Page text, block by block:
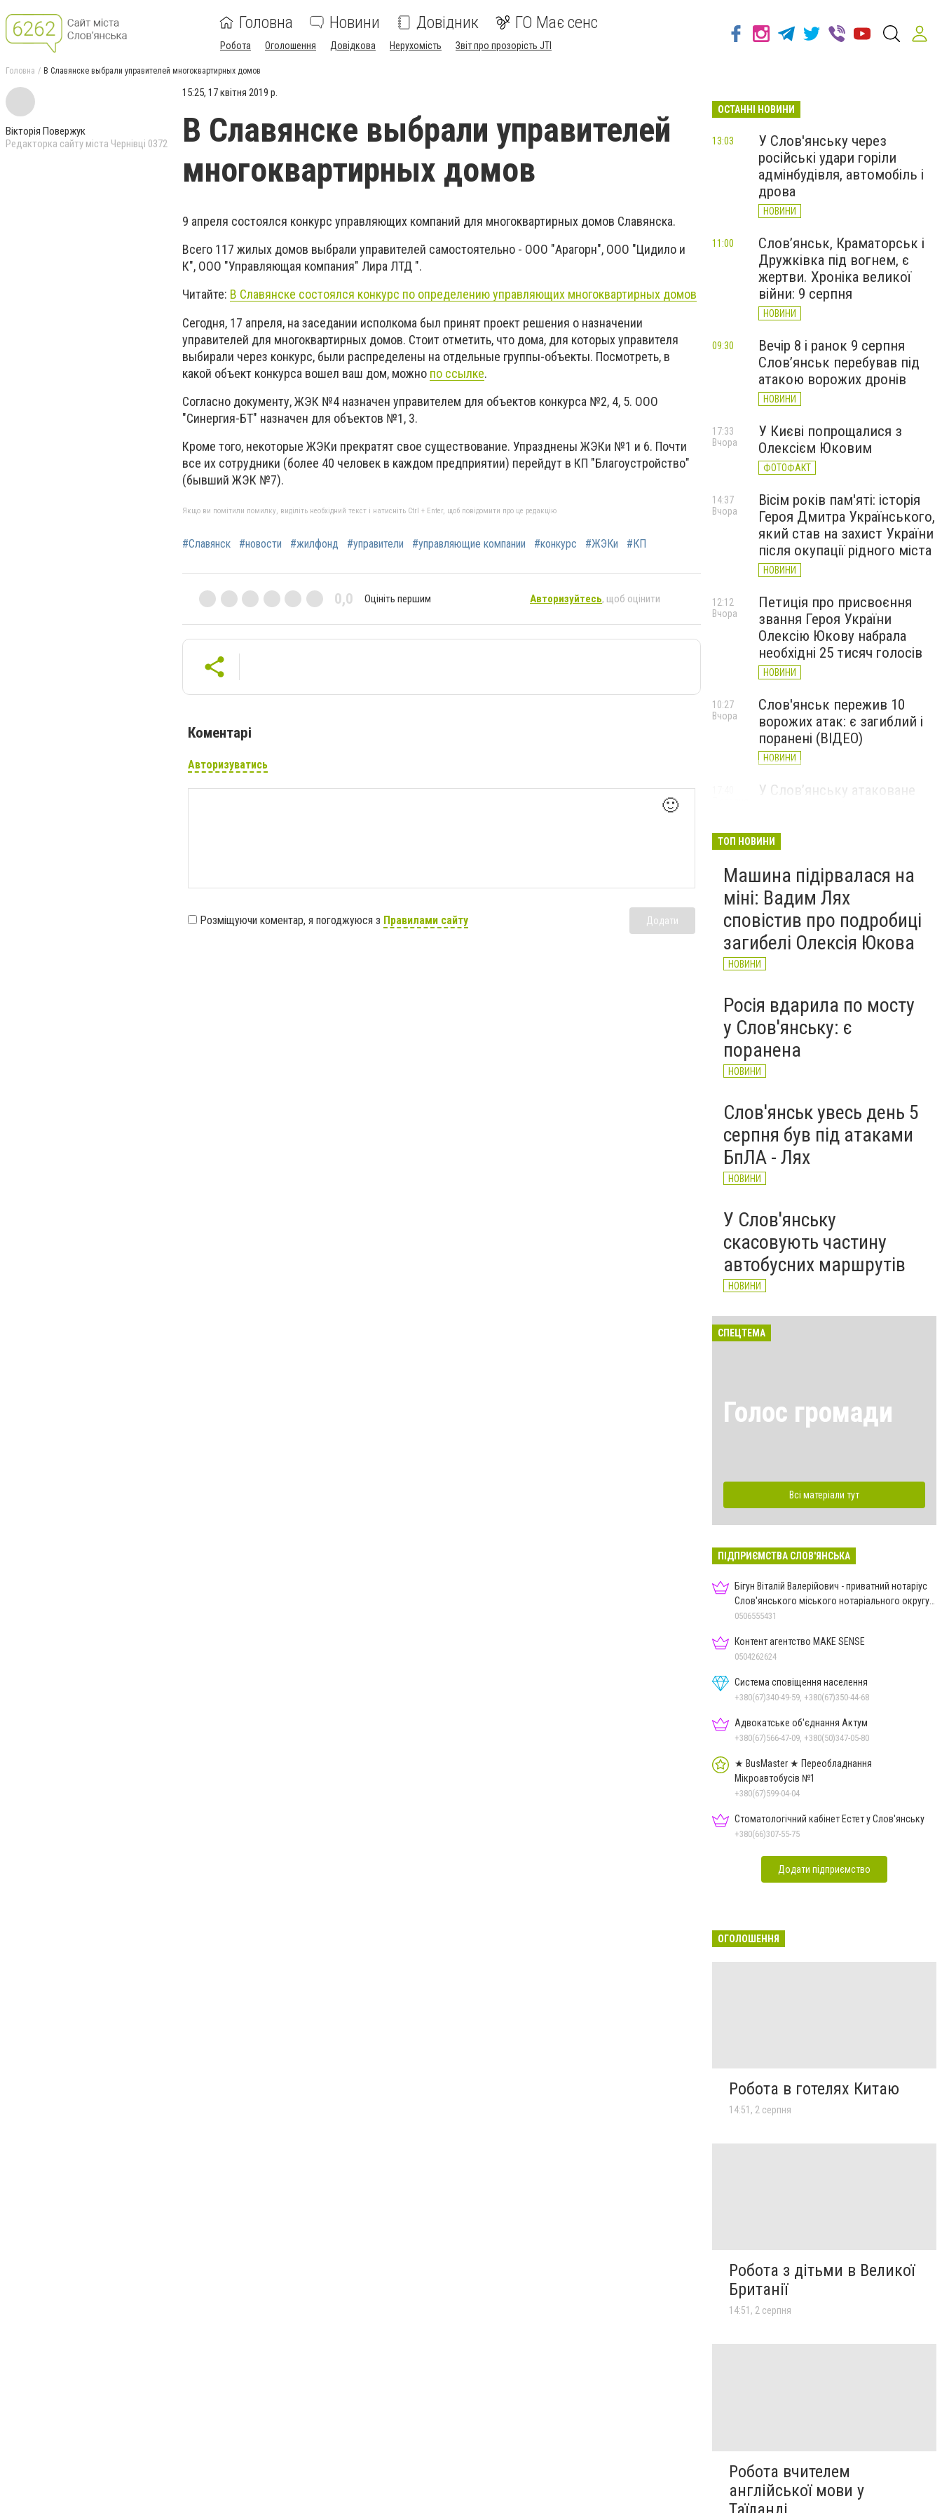
Головна Новини Довідник ГО Має сенс
Робота Оголошення Довідкова Нерухомість Звіт про прозорість JTI
Головна В Славянске выбрали управителей многоквартирных домов
Вікторія Повержук
Редакторка сайту міста Чернівці 0372
15:25, 17 квітня 2019 р.
В Славянске выбрали управителей
многоквартирных домов
9 апреля состоялся конкурс управляющих компаний для многоквартирных домов Славянска.
Всего 117 жилых домов выбрали управителей самостоятельно - ООО "Арагорн", ООО "Цидило и
К", ООО "Управляющая компания" Лира ЛТД ".
Читайте: В Славянске состоялся конкурс по определению управляющих многоквартирных домов
Сегодня, 17 апреля, на заседании исполкома был принят проект решения о назначении
управителей для многоквартирных домов. Стоит отметить, что дома, для которых управителя
выбирали через конкурс, были распределены на отдельные группы-объекты. Посмотреть, в
какой объект конкурса вошел ваш дом, можно по ссылке.
Согласно документу, ЖЭК №4 назначен управителем для объектов конкурса №2, 4, 5. ООО
"Синергия-БТ" назначен для объектов №1, 3.
Кроме того, некоторые ЖЭКи прекратят свое существование. Упразднены ЖЭКи №1 и 6. Почти
все их сотрудники (более 40 человек в каждом предприятии) перейдут в КП "Благоустройство"
(бывший ЖЭК №7).
Якщо ви помітили помилку, виділіть необхідний текст і натисніть Ctrl + Enter, щоб повідомити про це редакцію
#Славянск #новости #жилфонд #управители #управляющие компании #конкурс #ЖЭКи #КП
0,0 Оцініть першим Авторизуйтесь, щоб оцінити
Коментарі
Авторизуватись
🙂
Розміщуючи коментар, я погоджуюся з Правилами сайту Додати
ОСТАННІ НОВИНИ
У Слов'янську через
російські удари горіли
адмінбудівля, автомобіль і
дрова
НОВИНИ
13:03
Слов’янськ, Краматорськ і
Дружківка під вогнем, є
жертви. Хроніка великої
війни: 9 серпня
НОВИНИ
11:00
Вечір 8 і ранок 9 серпня
Слов’янськ перебував під
атакою ворожих дронів
НОВИНИ
09:30
У Києві попрощалися з
Олексієм Юковим
ФОТОФАКТ
17:33
Вчора
Вісім років пам'яті: історія
Героя Дмитра Українського,
який став на захист України
після окупації рідного міста
НОВИНИ
14:37
Вчора
Петиція про присвоєння
звання Героя України
Олексію Юкову набрала
необхідні 25 тисяч голосів
НОВИНИ
12:12
Вчора
Слов'янськ пережив 10
ворожих атак: є загиблий і
поранені (ВІДЕО)
НОВИНИ
10:27
Вчора
У Слов’янську атаковане
НОВИНИ
ТОП НОВИНИ
Машина підірвалася на
міні: Вадим Лях
сповістив про подробиці
загибелі Олексія Юкова
НОВИНИ
Росія вдарила по мосту
у Слов'янську: є
поранена
НОВИНИ
Слов'янськ увесь день 5
серпня був під атаками
БпЛА - Лях
НОВИНИ
У Слов'янську
скасовують частину
автобусних маршрутів
НОВИНИ
СПЕЦТЕМА
Голос громади
Всі матеріали тут
ПІДПРИЄМСТВА СЛОВ'ЯНСЬКА
Бігун Віталій Валерійович - приватний нотаріус
Слов'янського міського нотаріального округу
Дон.обл.
0506555431
Контент агентство MAKE SENSE
0504262624
Система сповіщення населення
+380(67)340-49-59, +380(67)350-44-68
Адвокатське об'єднання Актум
+380(67)566-47-09, +380(50)347-05-80
★ BusMaster ★ Переобладнання
Мікроавтобусів №1
+380(67)599-04-04
Стоматологічний кабінет Естет у Слов'янську
+380(66)307-55-75
Додати підприємство
ОГОЛОШЕННЯ
Робота в готелях Китаю
14:51, 2 серпня
Робота з дітьми в Великої
Британії
14:51, 2 серпня
Робота вчителем
англійської мови у